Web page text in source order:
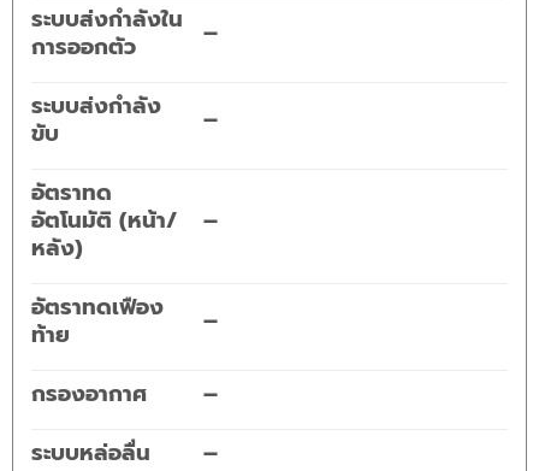
ระบบส่งกำลังใน
การออกตัว
–
ระบบส่งกำลัง
ขับ
–
อัตราทด
อัตโนมัติ (หน้า/
หลัง)
–
อัตราทดเฟือง
ท้าย
–
กรองอากาศ
–
ระบบหล่อลื่น
–